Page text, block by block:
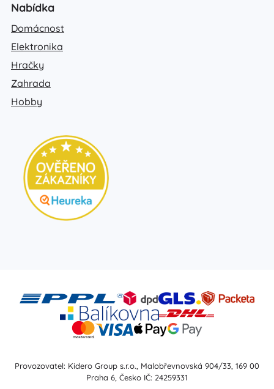
Nabídka
Domácnost
Elektronika
Hračky
Zahrada
Hobby
Provozovatel: Kidero Group s.r.o., Malobřevnovská 904/33, 169 00
Praha 6, Česko IČ: 24259331